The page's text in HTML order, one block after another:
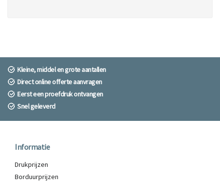
Kleine, middel en grote aantallen
Direct online offerte aanvragen
Eerst een proefdruk ontvangen
Snel geleverd
Informatie
Drukprijzen
Borduurprijzen